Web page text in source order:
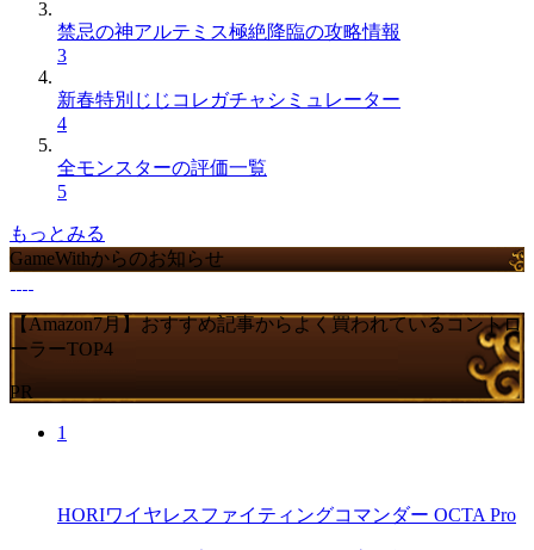
禁忌の神アルテミス極絶降臨の攻略情報
3
新春特別じじコレガチャシミュレーター
4
全モンスターの評価一覧
5
もっとみる
GameWithからのお知らせ
【Amazon7月】おすすめ記事からよく買われているコントロ
ーラーTOP4
PR
1
HORIワイヤレスファイティングコマンダー OCTA Pro